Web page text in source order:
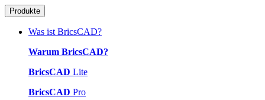
Produkte
Was ist BricsCAD?
Warum BricsCAD?
BricsCAD Lite
BricsCAD Pro